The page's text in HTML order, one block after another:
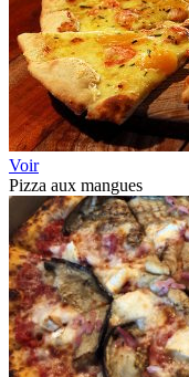
Voir
Pizza aux mangues